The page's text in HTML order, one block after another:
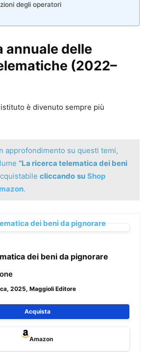
degli operatori
annuale delle
(2022–
istituto è divenuto sempre più
approfondimento su questi temi,
“La ricerca telematica dei beni
cliccando su Shop
.
dei beni da pignorare
492-bis c.p.c., dal deposito
mobiliare e presso terzi.
e casi pratici trasformano norme e
procedure verificabili, con strumenti
, 2025, Maggioli Editore
Acquista
Amazon